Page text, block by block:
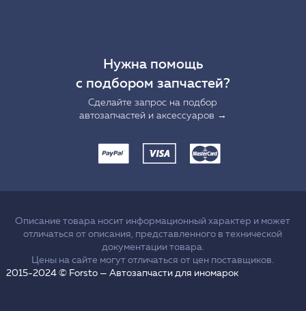
Нужна помощь
с подбором запчастей?
Сделайте запрос на подбор
автозапчастей и аксессуаров →
Описание товара носит информационный характер и может
отличаться от описания, представленного в технической
документации товара.
Цены на сайте могут отличаться от цен поставщиков.
2015-2024 © Forsto — Автозапчасти для иномарок